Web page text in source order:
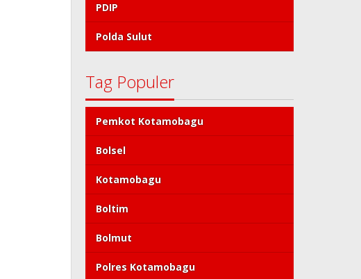
PDIP
Polda Sulut
Tag Populer
Pemkot Kotamobagu
Bolsel
Kotamobagu
Boltim
Bolmut
Polres Kotamobagu